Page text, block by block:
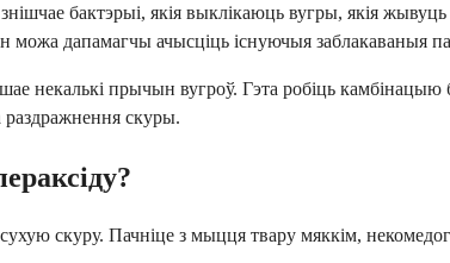
бактэрыі, якія выклікаюць вугры, якія
можа дапамагчы ачысціць існуючыя заблакаваныя
некалькі прычын вугроў. Гэта робіць
раздражнення скуры.
скуру. Пачніце з мыцця твару мяккім,